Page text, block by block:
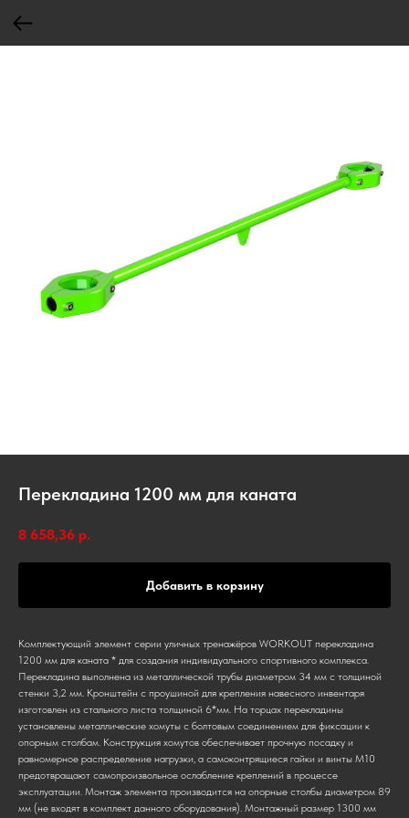
Перекладина 1200 мм для каната
8 658,36 р.
Добавить в корзину
Комплектующий элемент серии уличных тренажёров WORKOUT перекладина
1200 мм для каната * для создания индивидуального спортивного комплекса.
Перекладина выполнена из металлической трубы диаметром 34 мм с толщиной
стенки 3,2 мм. Кронштейн с проушиной для крепления навесного инвентаря
изготовлен из стального листа толщиной 6*мм. На торцах перекладины
установлены металлические хомуты с болтовым соединением для фиксации к
опорным столбам. Конструкция хомутов обеспечивает прочную посадку и
равномерное распределение нагрузки, а самоконтрящиеся гайки и винты М10
предотвращают самопроизвольное ослабление креплений в процессе
эксплуатации. Монтаж элемента производится на опорные столбы диаметром 89
мм (не входят в комплект данного оборудования). Монтажный размер 1300 мм